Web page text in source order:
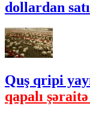
dollardan
Quş qripi
qapalı